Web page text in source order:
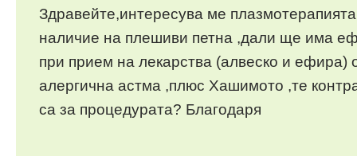
Здравейте,интересува ме
наличие на плешиви петна ,дали ще има
при прием на лекарства (алвеско и ефира)
алергична астма ,плюс Хашимото ,те
са за процедурата? Благодаря